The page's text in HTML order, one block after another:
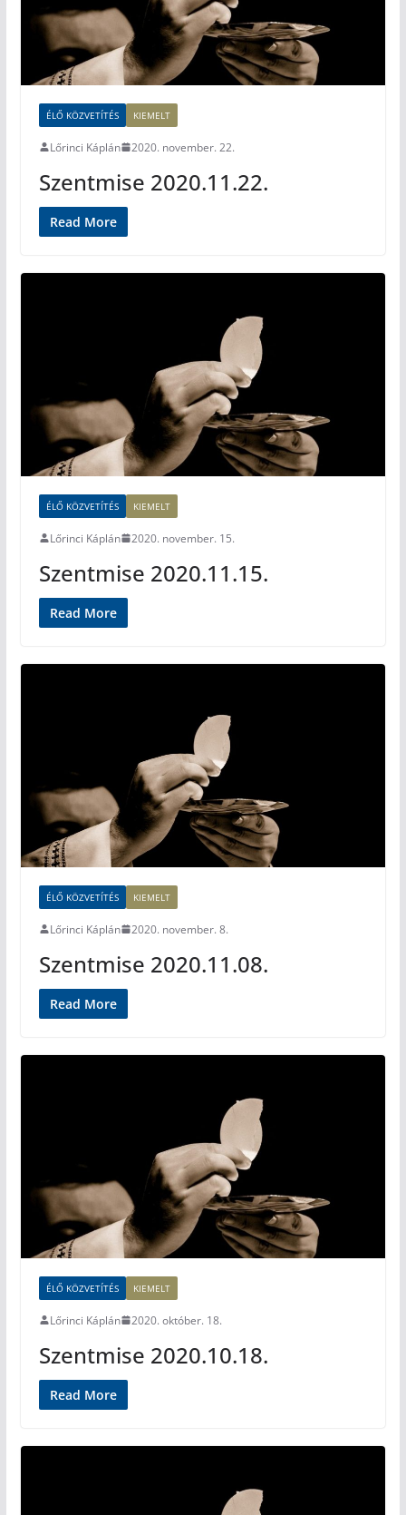
ÉLŐ KÖZVETÍTÉS KIEMELT
Lőrinci Káplán 2020. november. 22.
Szentmise 2020.11.22.
Read More
ÉLŐ KÖZVETÍTÉS KIEMELT
Lőrinci Káplán 2020. november. 15.
Szentmise 2020.11.15.
Read More
ÉLŐ KÖZVETÍTÉS KIEMELT
Lőrinci Káplán 2020. november. 8.
Szentmise 2020.11.08.
Read More
ÉLŐ KÖZVETÍTÉS KIEMELT
Lőrinci Káplán 2020. október. 18.
Szentmise 2020.10.18.
Read More